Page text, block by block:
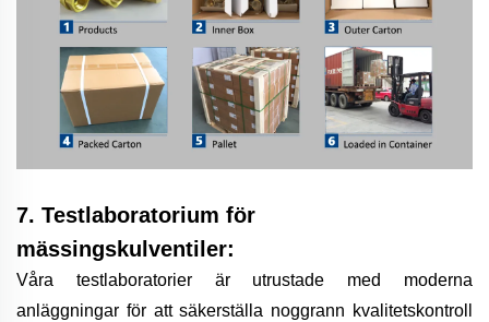
7. Testlaboratorium för
mässingskulventiler:
Våra testlaboratorier är utrustade med moderna
anläggningar för att säkerställa noggrann kvalitetskontroll